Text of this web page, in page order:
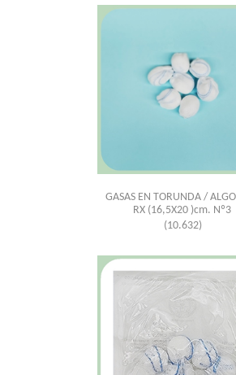
GASAS EN TORUNDA /
RX (16,5X20 )cm. Nº3
(10.632)